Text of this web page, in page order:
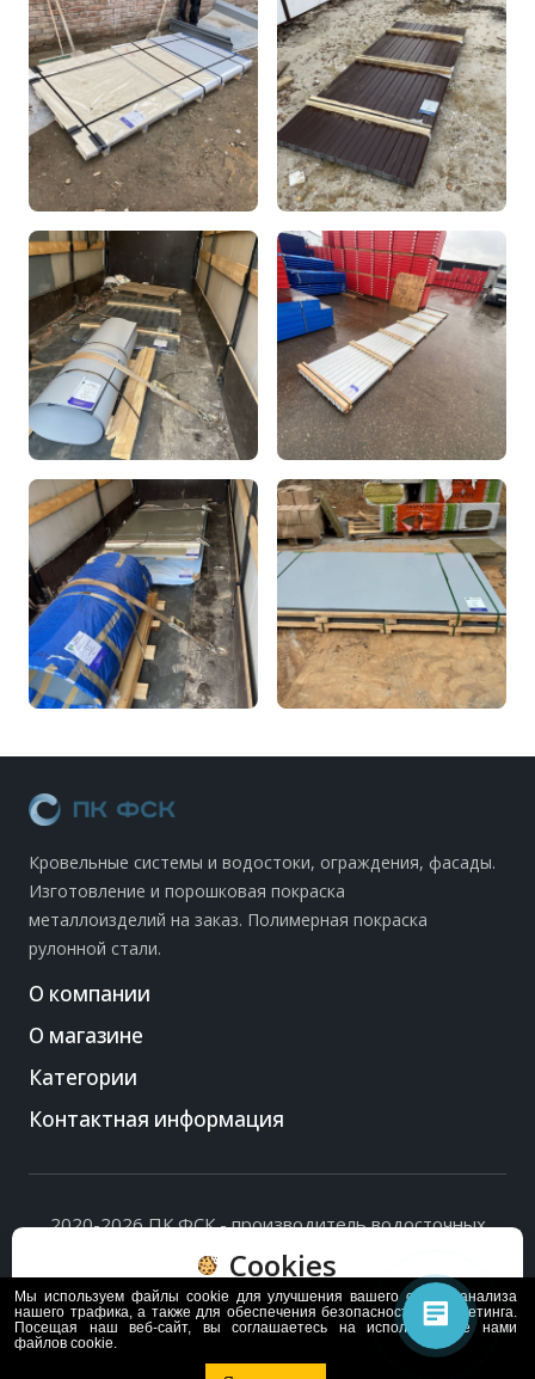
Кровельные системы и водостоки, ограждения, фасады.
Изготовление и порошковая покраска
металлоизделий на заказ. Полимерная покраска
рулонной стали.
О компании
О магазине
Категории
Контактная информация
2020-2026 ПК ФСК - производитель водосточных
Политика обработки персональных данных
на их обработку.
Cookies
Пользуясь сайтом, вы соглашаетесь с политикой
обработки и хранения данных Cookie
Мы используем файлы cookie для улучшения вашего опыта, анализа
нашего трафика, а также для обеспечения безопасности и маркетинга.
Посещая наш веб-сайт, вы соглашаетесь на использование нами
файлов cookie.